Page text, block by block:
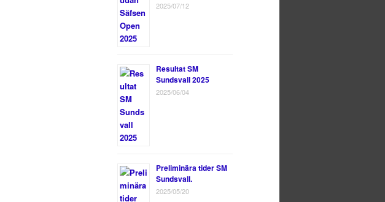
2025/07/12
Resultat SM
Sundsvall 2025
2025/06/04
Preliminära tider SM
Sundsvall.
2025/05/20